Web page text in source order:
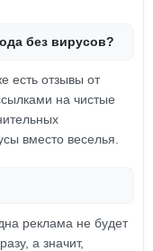
без вирусов?
есть отзывы от
на чистые
вместо веселья.
реклама не будет
а значит,